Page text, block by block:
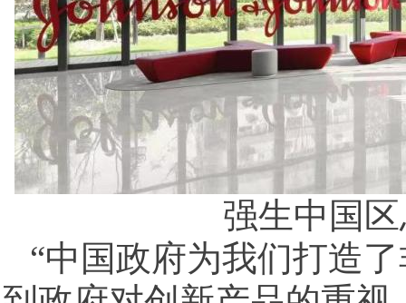
强生中国区
“中国政府为我们打造